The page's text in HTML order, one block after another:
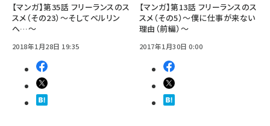
【マンガ】第35話 フリーランスのス
スメ（その23）～そしてベルリン
へ…～
2018年1月28日 19:35
【マンガ】第13話 フリーランスのス
スメ（その5）～僕に仕事が来ない
理由（前編）～
2017年1月30日 0:00